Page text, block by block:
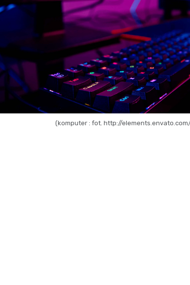
(komputer : fot. http://